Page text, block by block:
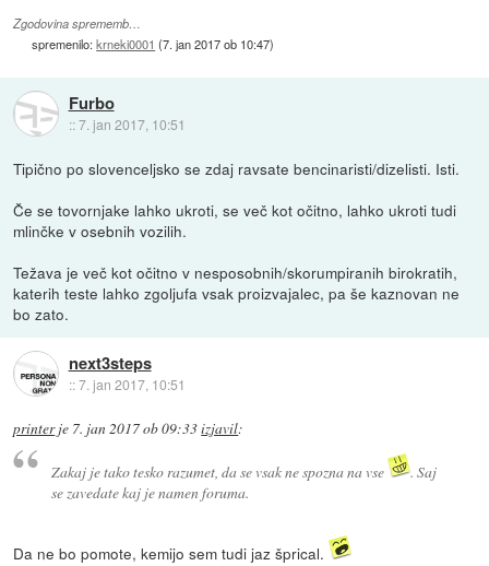
Zgodovina sprememb…
spremenilo:krneki0001 (7. jan 2017 ob 10:47)
Furbo
::7. jan 2017, 10:51
Tipično po slovenceljsko se zdaj ravsate bencinaristi/dizelisti. Isti.
Če se tovornjake lahko ukroti, se več kot očitno, lahko ukroti tudi
mlinčke v osebnih vozilih.
Težava je več kot očitno v nesposobnih/skorumpiranih birokratih,
katerih teste lahko zgoljufa vsak proizvajalec, pa še kaznovan ne
bo zato.
next3steps
::7. jan 2017, 10:51
printerje 7. jan 2017 ob 09:33izjavil:
Zakaj je tako tesko razumet, da se vsak ne spozna na vse
. Saj
se zavedate kaj je namen foruma.
Da ne bo pomote, kemijo sem tudi jaz šprical.